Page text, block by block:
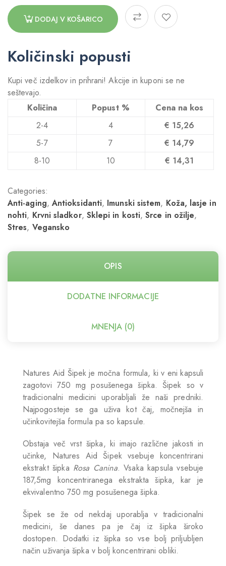
DODAJ V KOŠARICO
Količinski popusti
Kupi več izdelkov in prihrani! Akcije in kuponi se ne
seštevajo.
Količina
Popust %
Cena na kos
2-4
4 € 15,26
5-7
7 € 14,79
8-10
10 € 14,31
Categories:
Anti-aging,Antioksidanti, Imunski sistem, Koža, lasje in
nohti, Krvni sladkor, Sklepi in kosti,Srce in ožilje,
Stres, Vegansko
OPIS
DODATNE INFORMACIJE
MNENJA (0)
Natures Aid Šipek je močna formula, ki v eni kapsuli
zagotovi 750 mg posušenega šipka. Šipek so v
tradicionalni medicini uporabljali že naši predniki.
Najpogosteje se ga uživa kot čaj, močnejša in
učinkovitejša formula pa so kapsule.
Obstaja več vrst šipka, ki imajo različne jakosti in
učinke, Natures Aid Šipek vsebuje koncentrirani
ekstrakt šipka Rosa Canina. Vsaka kapsula vsebuje
187,5mg koncentriranega ekstrakta šipka, kar je
ekvivalentno 750 mg posušenega šipka.
Šipek se že od nekdaj uporablja v tradicionalni
medicini, še danes pa je čaj iz šipka široko
dostopen. Dodatki iz šipka so vse bolj priljubljen
način uživanja šipka v bolj koncentrirani obliki.